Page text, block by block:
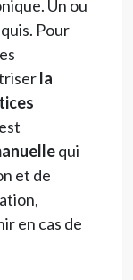
Un ou
Pour
la
qui
et de
en cas de